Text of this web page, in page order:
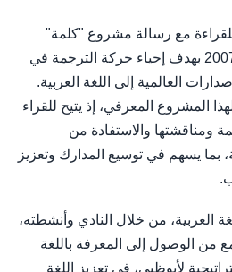
مع رسالة مشروع "كلمة"
للترجمة، الذي أطلق عام 2007 بهدف إحياء حركة الترجمة في
العالمية إلى اللغة العربية.
المشروع المعرفي، إذ يتيح للقراء
ومناقشتها والاستفادة من
بما يسهم في توسيع المدارك وتعزيز
العربية، من خلال النادي وأنشطته،
من الوصول إلى المعرفة باللغة
لأبوظبي، في تعزيز اللغة